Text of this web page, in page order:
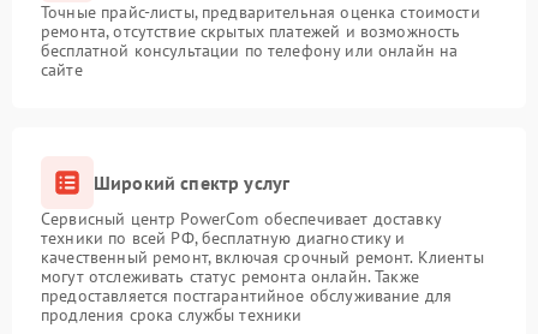
Точные прайс-листы, предварительная оценка стоимости
ремонта, отсутствие скрытых платежей и возможность
бесплатной консультации по телефону или онлайн на
сайте
Широкий спектр услуг
Сервисный центр PowerCom обеспечивает доставку
техники по всей РФ, бесплатную диагностику и
качественный ремонт, включая срочный ремонт. Клиенты
могут отслеживать статус ремонта онлайн. Также
предоставляется постгарантийное обслуживание для
продления срока службы техники